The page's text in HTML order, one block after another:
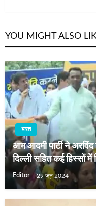
YOU MIGHT ALSO
भारत
आम आदमी पार्टी ने अरविंद
दिल्ली सहित कई हिस्‍सों में
Editor 29 जून 2024